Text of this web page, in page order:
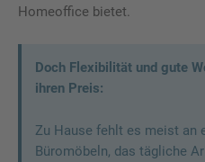
Homeoffice bietet.
Doch Flexibilität und gute
ihren Preis:
Zu Hause fehlt es meist an
Büromöbeln, das tägliche